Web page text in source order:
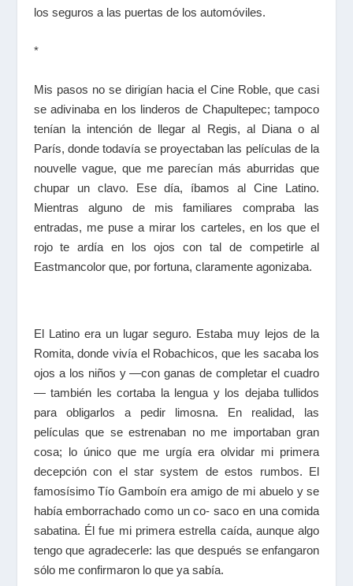
los seguros a las puertas de los automóviles.
*
Mis pasos no se dirigían hacia el Cine Roble, que casi
se adivinaba en los linderos de Chapultepec; tampoco
tenían la intención de llegar al Regis, al Diana o al
París, donde todavía se proyectaban las películas de la
nouvelle vague, que me parecían más aburridas que
chupar un clavo. Ese día, íbamos al Cine Latino.
Mientras alguno de mis familiares compraba las
entradas, me puse a mirar los carteles, en los que el
rojo te ardía en los ojos con tal de competirle al
Eastmancolor que, por fortuna, claramente agonizaba.
El Latino era un lugar seguro. Estaba muy lejos de la
Romita, donde vivía el Robachicos, que les sacaba los
ojos a los niños y —con ganas de completar el cuadro
— también les cortaba la lengua y los dejaba tullidos
para obligarlos a pedir limosna. En realidad, las
películas que se estrenaban no me importaban gran
cosa; lo único que me urgía era olvidar mi primera
decepción con el star system de estos rumbos. El
famosísimo Tío Gamboín era amigo de mi abuelo y se
había emborrachado como un co- saco en una comida
sabatina. Él fue mi primera estrella caída, aunque algo
tengo que agradecerle: las que después se enfangaron
sólo me confirmaron lo que ya sabía.